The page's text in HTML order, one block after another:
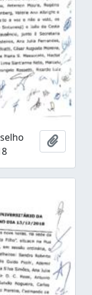
Añadir